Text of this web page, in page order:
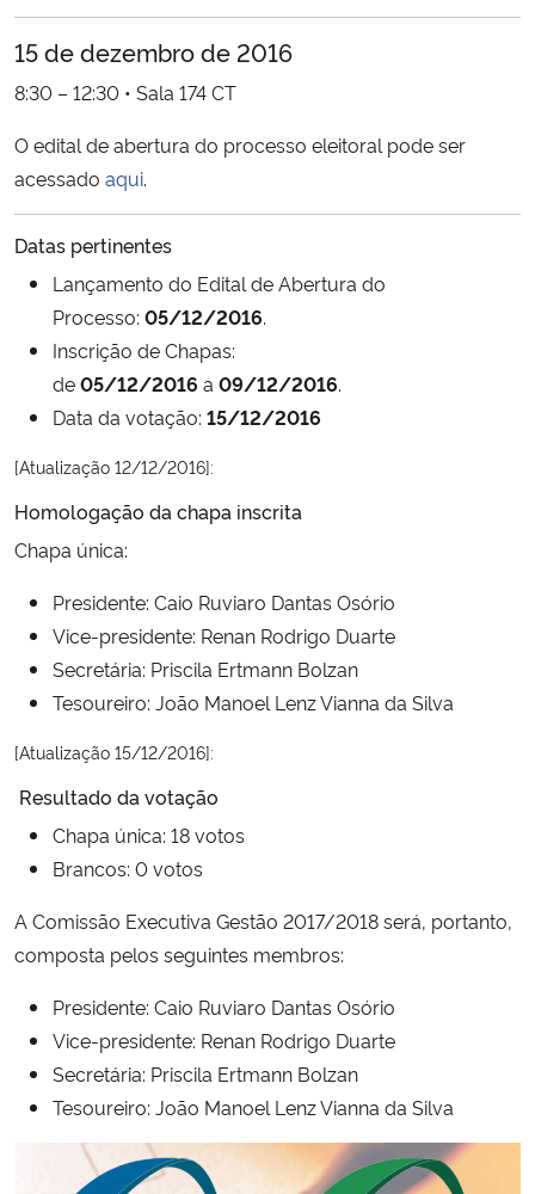
Ministério da Cidadania
Ministério da Saúde
Ministério de Minas e Energia
Ministério da Ciência, Tecnologia, Inovações e Comunicações
Ministério do Meio Ambiente
Controladoria-Geral da União
Ministério da Mulher, da Família e dos Direitos Humanos
Secretaria de Governo
Gabinete de Segurança Institucional
Banco Central do Brasil
15 de dezembro de 2016
8:30 – 12:30 • Sala 174 CT
O edital de abertura do processo eleitoral pode ser
acessado aqui.
Datas pertinentes
Lançamento do Edital de Abertura do
Processo: 05/12/2016.
Inscrição de Chapas:
de05/12/2016 a 09/12/2016.
Data da votação: 15/12/2016
[Atualização 12/12/2016]:
Homologação da chapa inscrita
Chapa única:
Presidente: Caio Ruviaro Dantas Osório
Vice-presidente: Renan Rodrigo Duarte
Secretária: Priscila Ertmann Bolzan
Tesoureiro: João Manoel Lenz Vianna da Silva
[Atualização 15/12/2016]:
Resultado da votação
Chapa única: 18 votos
Brancos: 0 votos
A Comissão Executiva Gestão 2017/2018 será, portanto,
composta pelos seguintes membros:
Presidente: Caio Ruviaro Dantas Osório
Vice-presidente: Renan Rodrigo Duarte
Secretária: Priscila Ertmann Bolzan
Tesoureiro: João Manoel Lenz Vianna da Silva